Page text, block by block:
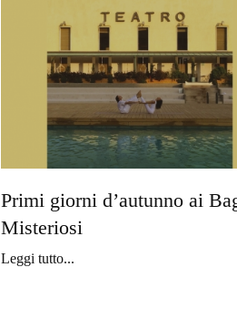
Primi giorni d’autunno ai
Misteriosi
Leggi tutto...